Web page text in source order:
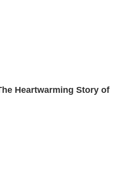
Heartwarming Story of